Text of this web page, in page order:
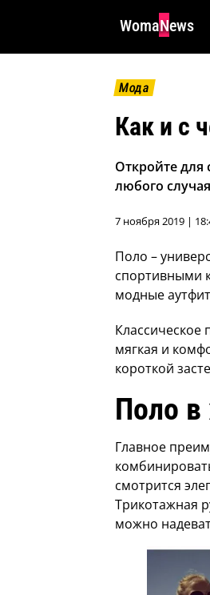
WomaNews
Мода
Как и с
Откройте для
любого случая
7 ноября 2019 |
Поло –
спортивными
модные
Классическое
мягкая и
короткой
Поло в
Главное
смотрится
Трикотажная
можно